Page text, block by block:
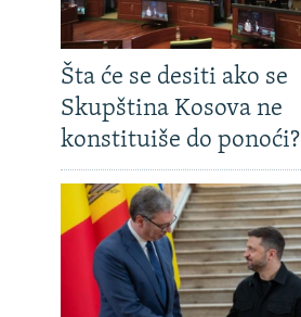
Šta će se desiti ako se
Skupština Kosova ne
konstituiše do ponoći?